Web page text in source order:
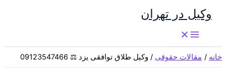
وکیل در تهران
خانه مقالات حقوقی وکیل طلاق توافقی یزد ⚖️ 09123547466